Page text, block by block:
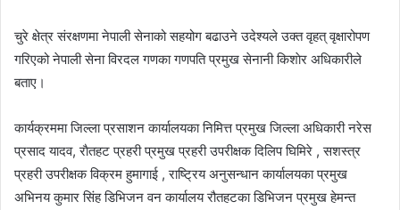
चुरे क्षेत्र संरक्षणमा नेपाली सेनाको सहयोग बढाउने उदेश्यले उक्त वृहत् वृक्षारोपण
गरिएको नेपाली सेना विरदल गणका गणपति प्रमुख सेनानी किशाेर अधिकारीले
बताए।
कार्यक्रममा जिल्ला प्रसाशन कार्यालयका निमित्त प्रमुख जिल्ला अधिकारी नरेस
प्रसाद यादव, राैतहट प्रहरी प्रमुख प्रहरी उपरीक्षक दिलिप घिमिरे , सशस्त्र
प्रहरी उपरीक्षक विक्रम हुमागाई , राष्ट्रिय अनुसन्धान कार्यालयका प्रमुख
अभिनय कुमार सिंह डिभिजन वन कार्यालय रौतहटका डिभिजन प्रमुख हेमन्त